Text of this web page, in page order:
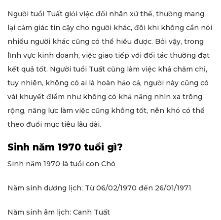
Người tuổi Tuất giỏi việc đối nhân xử thế, thường mang
lại cảm giác tin cậy cho người khác, đôi khi không cần nói
nhiều người khác cũng có thể hiểu được. Bởi vậy, trong
lĩnh vực kinh doanh, việc giao tiếp với đối tác thường đạt
kết quả tốt. Người tuổi Tuất cũng làm việc khá chăm chỉ,
tuy nhiên, không có ai là hoàn hảo cả, người này cũng có
vài khuyết điểm như không có khả năng nhìn xa trông
rộng, năng lực làm việc cũng không tốt, nên khó có thể
theo đuổi mục tiêu lâu dài.
Sinh năm 1970 tuổi gì?
Sinh năm 1970 là tuổi con Chó
Năm sinh dương lịch: Từ 06/02/1970 đến 26/01/1971
Năm sinh âm lịch: Canh Tuất